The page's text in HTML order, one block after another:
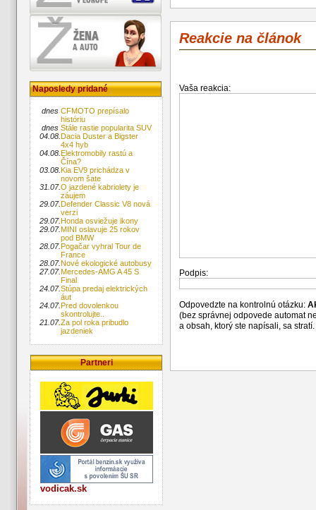
Naposledy pridané
dnes CFMOTO prepísalo
históriu
dnes Stále rastie popularita SUV
04.08.Dacia Duster a Bigster
4x4 hyb
04.08.Elektromobily rastú a
Čína?
03.08.Kia EV9 prichádza v
novom šate
31.07.O jazdené kabriolety je
záujem
29.07.Defender Classic V8 nová
verzi
29.07.Honda osviežuje ikony
29.07.MINI oslavuje 25 rokov
pod BMW
28.07.Pogačar vyhral Tour de
France
28.07.Nové ekologické autobusy
27.07.Mercedes-AMG A 45 S
Final
24.07.Stúpa predaj elektrických
áut
24.07.Pred dovolenkou
skontrolujte..
21.07.Za pol roka pribudlo
jazdeniek
Partneri
vodicak.sk
Reakcie na článok
Vaša reakcia:
Podpis:
Odpovedzte na kontrolnú otázku:
(bez správnej odpovede automat
a obsah, ktorý ste napísali, sa